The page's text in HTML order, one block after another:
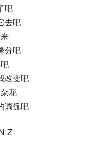
吧
去吧
分吧
改变吧
花
调侃吧
Z